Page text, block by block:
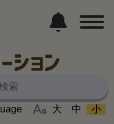
ション
大 中 小